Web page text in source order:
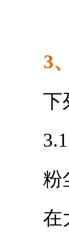
3
下列
3.1
粉
在大